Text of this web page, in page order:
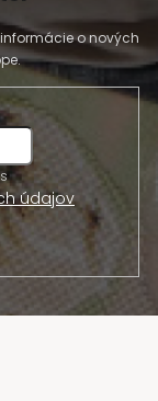
o nových
Vložením e-mailu súhlasíte s
údajov